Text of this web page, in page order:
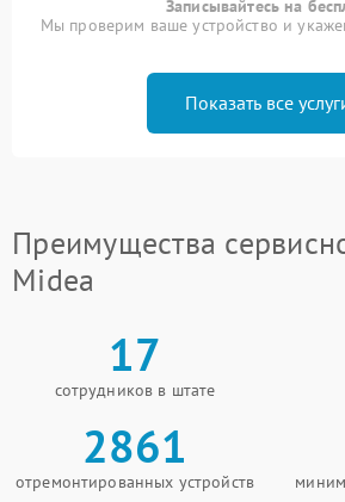
Записывайтесь на
Мы проверим ваше устройство и
Показать все
Преимущества
Midea
17
сотрудников в штате
2861
отремонтированных устройств